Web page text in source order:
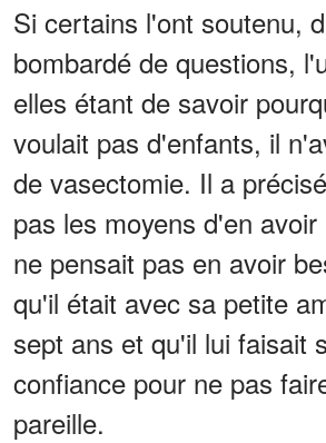
Si certains l'ont soutenu,
bombardé de questions,
elles étant de savoir
voulait pas d'enfants, il
de vasectomie. Il a
pas les moyens d'en
ne pensait pas en avoir
qu'il était avec sa petite
sept ans et qu'il lui faisait
confiance pour ne pas
pareille.